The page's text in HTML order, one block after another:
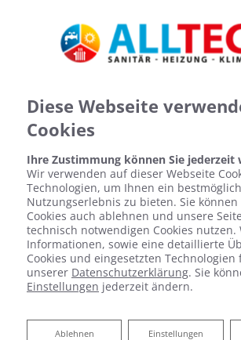
Badsanierung:
Wir machen Ihren Traum vom
perfekt.
Diese Webseite
Cookies
Ihre Zustimmung können Sie jederzeit
Wir verwenden auf dieser Webseite
Technologien, um Ihnen ein
Nutzungserlebnis zu bieten. Sie können
Cookies auch ablehnen und unsere
technisch notwendigen Cookies nutzen.
Informationen, sowie eine detaillierte
Cookies und eingesetzten Technologien
unserer Datenschutzerklärung. Sie
Einstellungen jederzeit ändern.
Einstellungen
Ablehnen
Ablehnen